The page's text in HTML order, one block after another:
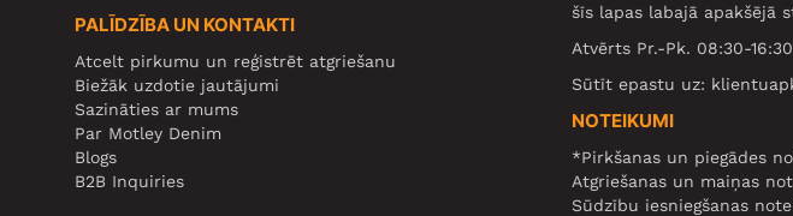
PALĪDZĪBA UN KONTAKTI
Atcelt pirkumu un reģistrēt atgriešanu
Biežāk uzdotie jautājumi
Sazināties ar mums
Par Motley Denim
Blogs
B2B Inquiries
šīs lapas labajā apakšējā
Atvērts Pr.-Pk. 08:30-16:30
Sūtīt epastu uz:
NOTEIKUMI
*Pirkšanas un piegādes
Atgriešanas un maiņas
Sūdzību iesniegšanas